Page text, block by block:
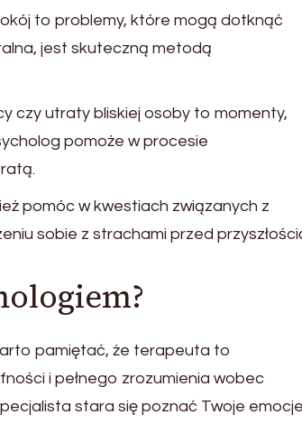
to problemy, które mogą dotknąć
jest skuteczną metodą
czy utraty bliskiej osoby to momenty,
pomoże w procesie
pomóc w kwestiach związanych z
sobie z strachami przed
pamiętać, że terapeuta to
i pełnego zrozumienia wobec
stara się poznać Twoje